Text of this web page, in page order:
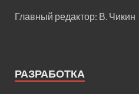
Главный редактор: В. Чикин
РАЗРАБОТКА